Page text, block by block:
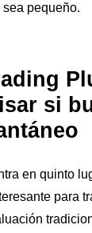
pequeño.
si
en quinto
para